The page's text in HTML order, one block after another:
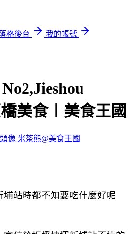
格後台
我的帳號
美食︱美食王國
米茶熊@美食王國
埔站時都不知要吃什麼好呢